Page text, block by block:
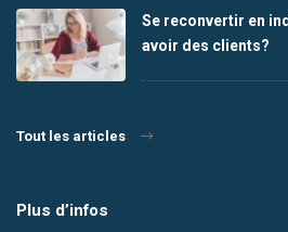
Se reconvertir en
avoir des clients?
Tout les articles
Plus d’infos